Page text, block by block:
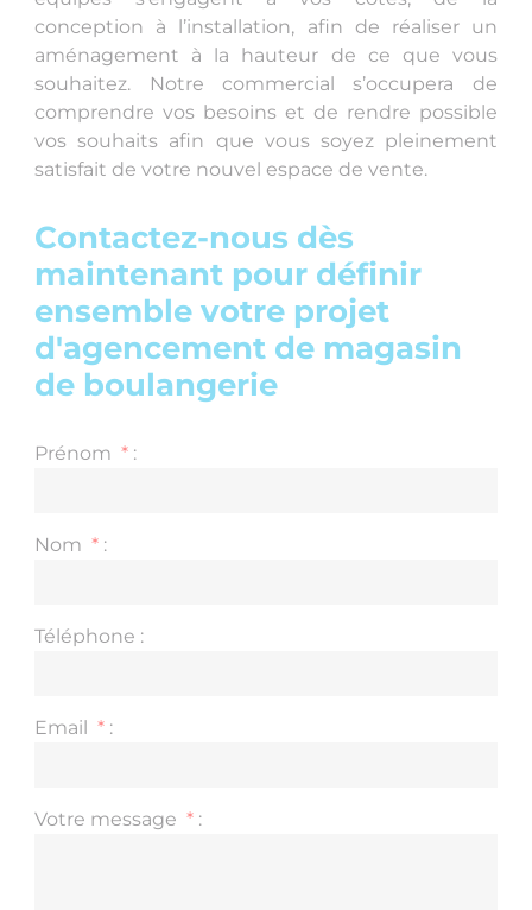
conception à l’installation, afin de réaliser un
aménagement à la hauteur de ce que vous
souhaitez. Notre commercial s’occupera de
comprendre vos besoins et de rendre possible
vos souhaits afin que vous soyez pleinement
satisfait de votre nouvel espace de vente.
Contactez-nous dès
maintenant pour définir
ensemble votre projet
d'agencement de magasin
de boulangerie
Prénom * :
Nom * :
Téléphone :
Email * :
Votre message * :